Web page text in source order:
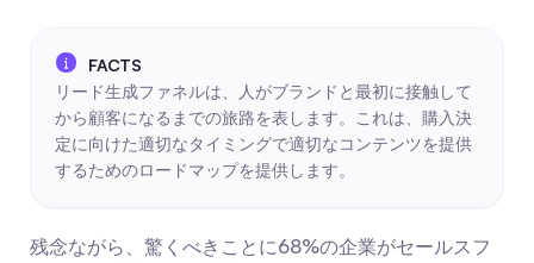
リード生成ファネルは、人がブランドと最初に接触して
から顧客になるまでの旅路を表します。これは、購入決
定に向けた適切なタイミングで適切なコンテンツを提供
するためのロードマップを提供します。
残念ながら、驚くべきことに68%の企業がセールスフ